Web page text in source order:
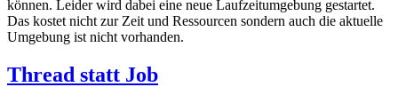
können. Leider wird dabei eine neue Laufzeitumgebung gestartet.
Das kostet nicht zur Zeit und Ressourcen sondern auch die aktuelle
Umgebung ist nicht vorhanden.
Thread statt Job